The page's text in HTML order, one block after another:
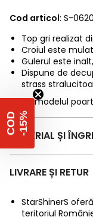
Cod articol: S-
Top gri realizat
Croiul este
Gulerul este
Dispune de
strass
* Fotomodelul
MATERIAL ȘI
LIVRARE ȘI RETUR
StarShinerS
teritoriul
C
O
D
-
1
5 %